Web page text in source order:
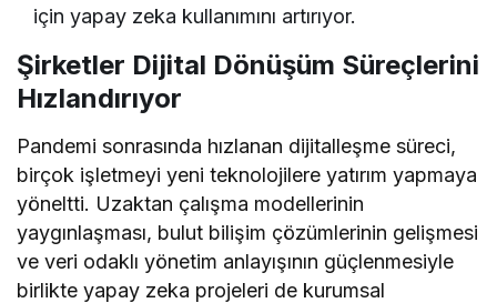
için yapay zeka kullanımını artırıyor.
Şirketler Dijital Dönüşüm Süreçlerini
Hızlandırıyor
Pandemi sonrasında hızlanan dijitalleşme süreci,
birçok işletmeyi yeni teknolojilere yatırım yapmaya
yöneltti. Uzaktan çalışma modellerinin
yaygınlaşması, bulut bilişim çözümlerinin gelişmesi
ve veri odaklı yönetim anlayışının güçlenmesiyle
birlikte yapay zeka projeleri de kurumsal